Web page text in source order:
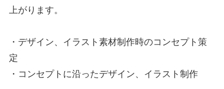
上がります。
・デザイン、イラスト素材制作時のコンセプト策
定
・コンセプトに沿ったデザイン、イラスト制作